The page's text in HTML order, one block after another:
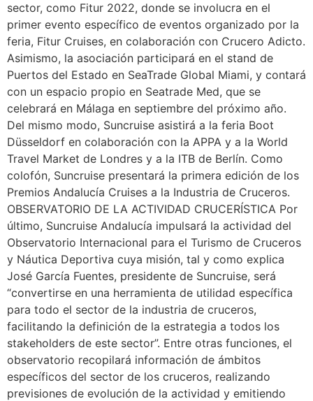
sector, como Fitur 2022, donde se involucra en el
primer evento específico de eventos organizado por la
feria, Fitur Cruises, en colaboración con Crucero Adicto.
Asimismo, la asociación participará en el stand de
Puertos del Estado en SeaTrade Global Miami, y contará
con un espacio propio en Seatrade Med, que se
celebrará en Málaga en septiembre del próximo año.
Del mismo modo, Suncruise asistirá a la feria Boot
Düsseldorf en colaboración con la APPA y a la World
Travel Market de Londres y a la ITB de Berlín. Como
colofón, Suncruise presentará la primera edición de los
Premios Andalucía Cruises a la Industria de Cruceros.
OBSERVATORIO DE LA ACTIVIDAD CRUCERÍSTICA Por
último, Suncruise Andalucía impulsará la actividad del
Observatorio Internacional para el Turismo de Cruceros
y Náutica Deportiva cuya misión, tal y como explica
José García Fuentes, presidente de Suncruise, será
“convertirse en una herramienta de utilidad específica
para todo el sector de la industria de cruceros,
facilitando la definición de la estrategia a todos los
stakeholders de este sector”. Entre otras funciones, el
observatorio recopilará información de ámbitos
específicos del sector de los cruceros, realizando
previsiones de evolución de la actividad y emitiendo